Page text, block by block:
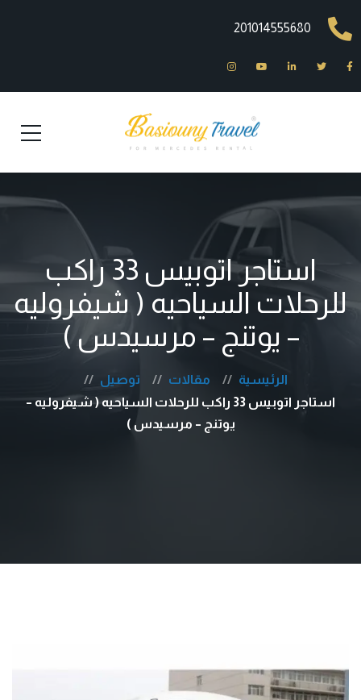
201014555680
استاجر اتوبيس 33 راكب
للرحلات السياحيه ( شيفروليه
– يوتنج – مرسيدس )
الرئيسية مقالات
توصيل
استاجر اتوبيس 33 راكب للرحلات السياحيه ( شيفروليه –
يوتنج – مرسيدس )